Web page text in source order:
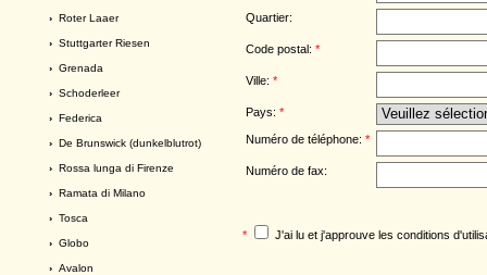
› Roter Laaer
› Stuttgarter Riesen
› Grenada
› Schoderleer
› Federica
› De Brunswick (dunkelblutrot)
› Rossa lunga di Firenze
› Ramata di Milano
› Tosca
› Globo
› Avalon
Quartier:
Code postal: *
Ville: *
Pays: *
Numéro de téléphone: *
Numéro de fax:
* J'ai lu et j'approuve les conditions